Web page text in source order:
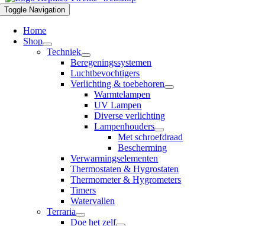
Toggle Navigation
Home
Shop
Techniek
Beregeningssystemen
Luchtbevochtigers
Verlichting & toebehoren
Warmtelampen
UV Lampen
Diverse verlichting
Lampenhouders
Met schroefdraad
Bescherming
Verwarmingselementen
Thermostaten & Hygrostaten
Thermometer & Hygrometers
Timers
Watervallen
Terraria
Doe het zelf